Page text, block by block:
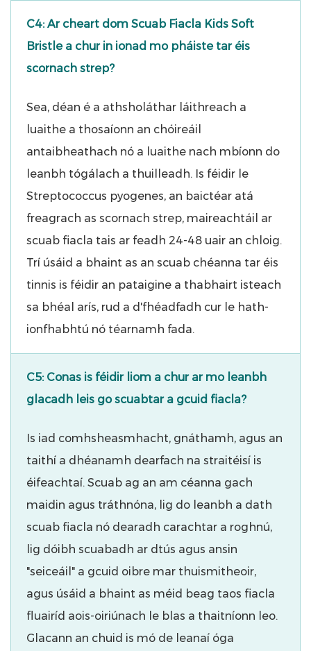
C4: Ar cheart dom Scuab Fiacla Kids Soft
Bristle a chur in ionad mo pháiste tar éis
scornach strep?
Sea, déan é a athsholáthar láithreach a
luaithe a thosaíonn an chóireáil
antaibheathach nó a luaithe nach mbíonn do
leanbh tógálach a thuilleadh. Is féidir le
Streptococcus pyogenes, an baictéar atá
freagrach as scornach strep, maireachtáil ar
scuab fiacla tais ar feadh 24-48 uair an chloig.
Trí úsáid a bhaint as an scuab chéanna tar éis
tinnis is féidir an pataigine a thabhairt isteach
sa bhéal arís, rud a d'fhéadfadh cur le hath-
ionfhabhtú nó téarnamh fada.
C5: Conas is féidir liom a chur ar mo leanbh
glacadh leis go scuabtar a gcuid fiacla?
Is iad comhsheasmhacht, gnáthamh, agus an
taithí a dhéanamh dearfach na straitéisí is
éifeachtaí. Scuab ag an am céanna gach
maidin agus tráthnóna, lig do leanbh a dath
scuab fiacla nó dearadh carachtar a roghnú,
lig dóibh scuabadh ar dtús agus ansin
"seiceáil" a gcuid oibre mar thuismitheoir,
agus úsáid a bhaint as méid beag taos fiacla
fluairíd aois-oiriúnach le blas a thaitníonn leo.
Glacann an chuid is mó de leanaí óga